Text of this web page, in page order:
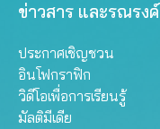
ข่าวสาร และรณรงค์
ประกาศเชิญชวน
อินโฟกราฟิก
วิดีโอเพื่อการเรียนรู้
มัลติมีเดีย